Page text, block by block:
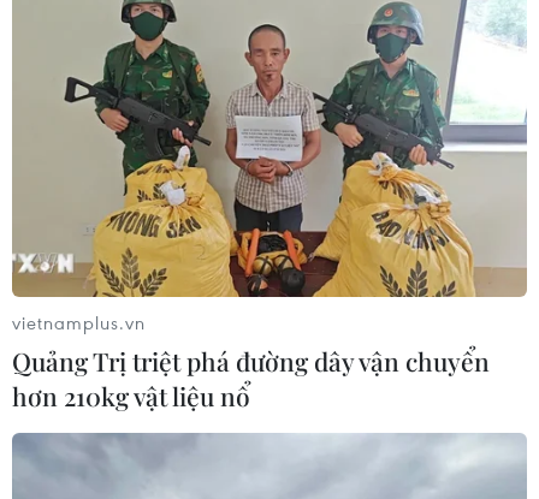
vietnamplus.vn
Quảng Trị triệt phá đường dây vận chuyển
hơn 210kg vật liệu nổ